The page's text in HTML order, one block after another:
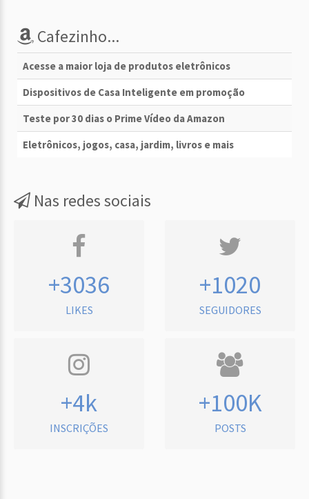
Cafezinho...
Acesse a maior loja de produtos eletrônicos
Dispositivos de Casa Inteligente em promoção
Teste por 30 dias o Prime Vídeo da Amazon
Eletrônicos, jogos, casa, jardim, livros e mais
Nas redes sociais
+3036
LIKES
+1020
SEGUIDORES
+4k
INSCRIÇÕES
+100K
POSTS